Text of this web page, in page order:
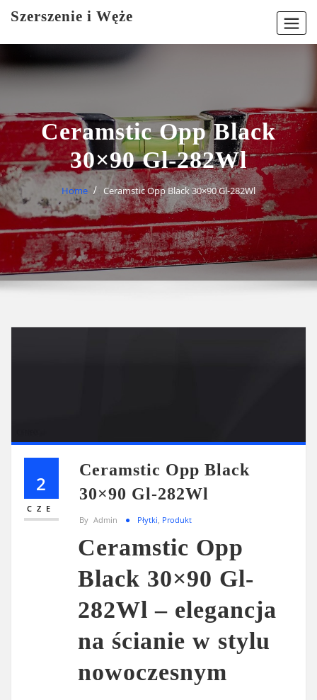
Szerszenie i Węże
Ceramstic Opp Black
30×90 Gl-282Wl
Home Ceramstic Opp Black 30×90 Gl-282Wl
2
CZE
Ceramstic Opp Black
30×90 Gl-282Wl
By Admin Płytki, Produkt
Ceramstic Opp
Black 30×90 Gl-
282Wl – elegancja
na ścianie w stylu
nowoczesnym